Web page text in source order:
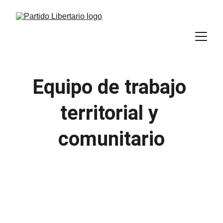
Equipo de trabajo
territorial y
comunitario